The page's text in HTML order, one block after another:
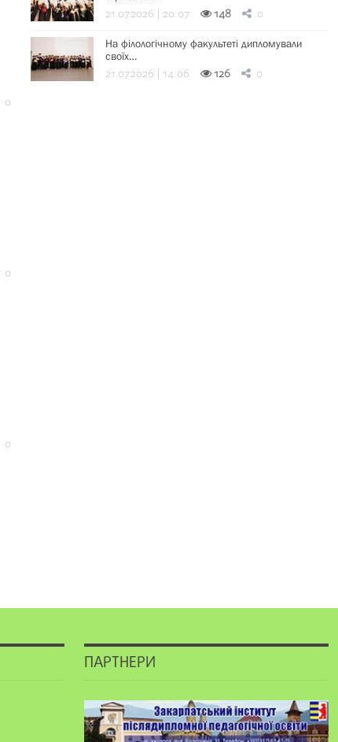
0
0
0
21.07.2026 | 20:07 148 0
На філологічному факультеті дипломували
своїх…
21.07.2026 | 14:06 126 0
ПАРТНЕРИ